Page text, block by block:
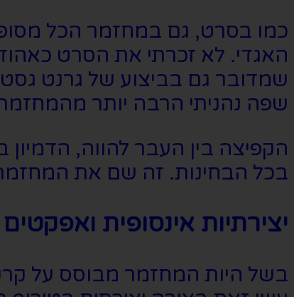
כמו בסרט, גם במחזמר הכל
האגדי. לא זכרתי את הסרט
שמדובר גם בביצוע של גרנט
שפה נהניתי הרבה יותר
הקפיצה בין העבר להווה,
בכל הבחינות. זה שם את
יצירתיות אינסופית
בשל היות המחזמר מבוסס על